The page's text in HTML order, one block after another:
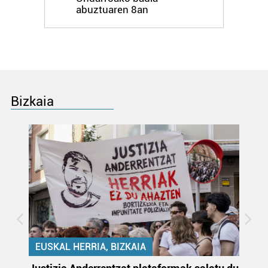
Bazkide batzuek ez dizute baimenik eskatzen, eta beren
buruzko informazio gehiago eta ezarri zure lehentasunak
zure baimena Cookieen adierazpenean.
Webgune honek cookie propioak eta hirugarrenen cookie-
fitxategiak erabiltzen ditu. Zure esperientzia eta
zerbitzuak hobetzeko asmoz, cookie teknologiaz
baliatzen gara. Ohar hau onartuz gero, teknologia hori
erabiltzeko baimen esplizitua ematen diguzu.Gehiago
irakurri
abuztuaren 8an
Bizkaia
EUSKAL HERRIA, BIZKAIA